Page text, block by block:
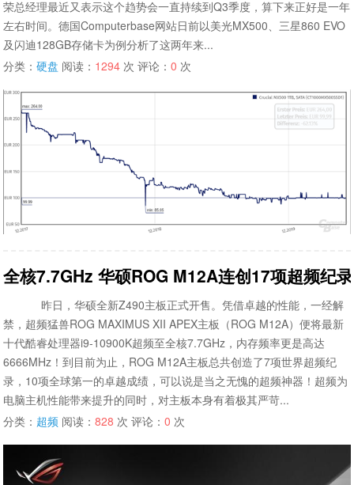
荣总经理最近又表示这个趋势会一直持续到Q3季度，算下来正好是一年
左右时间。德国Computerbase网站日前以美光MX500、三星860 EVO
及闪迪128GB存储卡为例分析了这两年来...
分类：硬盘 阅读： 1294 次 评论：0 次
全核7.7GHz 华硕ROG M12A连创17项超频纪录
昨日，华硕全新Z490主板正式开售。凭借卓越的性能，一经解
禁，超频猛兽ROG MAXIMUS XII APEX主板（ROG M12A）便将最新
十代酷睿处理器i9-10900K超频至全核7.7GHz，内存频率更是高达
6666MHz！到目前为止，ROG M12A主板总共创造了7项世界超频纪
录，10项全球第一的卓越成绩，可以说是当之无愧的超频神器！超频为
电脑主机性能带来提升的同时，对主板本身有着极其严苛...
分类： 超频 阅读：828 次 评论：0 次